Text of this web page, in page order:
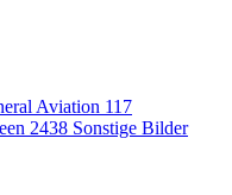
Aviation 117
2438 Sonstige Bilder